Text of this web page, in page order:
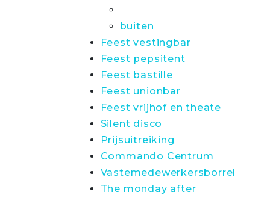
buiten
Feest vestingbar
Feest pepsitent
Feest bastille
Feest unionbar
Feest vrijhof en theate
Silent disco
Prijsuitreiking
Commando Centrum
Vastemedewerkersborrel
The monday after